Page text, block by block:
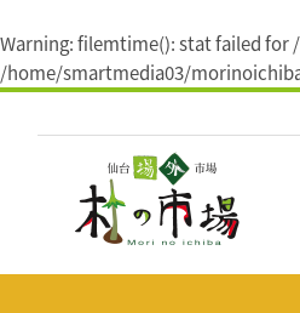
Warning: filemtime(): stat failed
/home/smartmedia03/
ス